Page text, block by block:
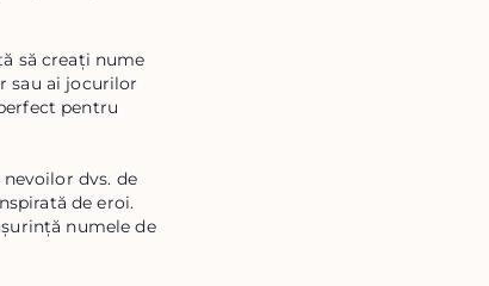
să creați nume
sau ai jocurilor
pentru
dvs. de
de eroi.
numele de